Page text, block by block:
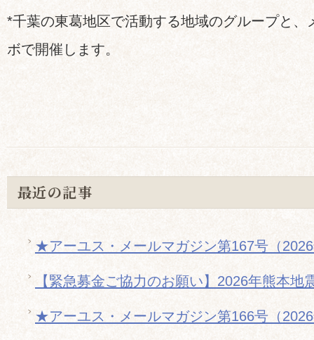
*千葉の東葛地区で活動する地域のグループと、
ボで開催します。
最近の記事
★アーユス・メールマガジン第167号（
【緊急募金ご協力のお願い】2026年熊本地
★アーユス・メールマガジン第166号（